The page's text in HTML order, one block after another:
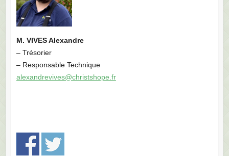
M. VIVES Alexandre
– Trésorier
– Responsable Technique
alexandrevives@christshope.fr